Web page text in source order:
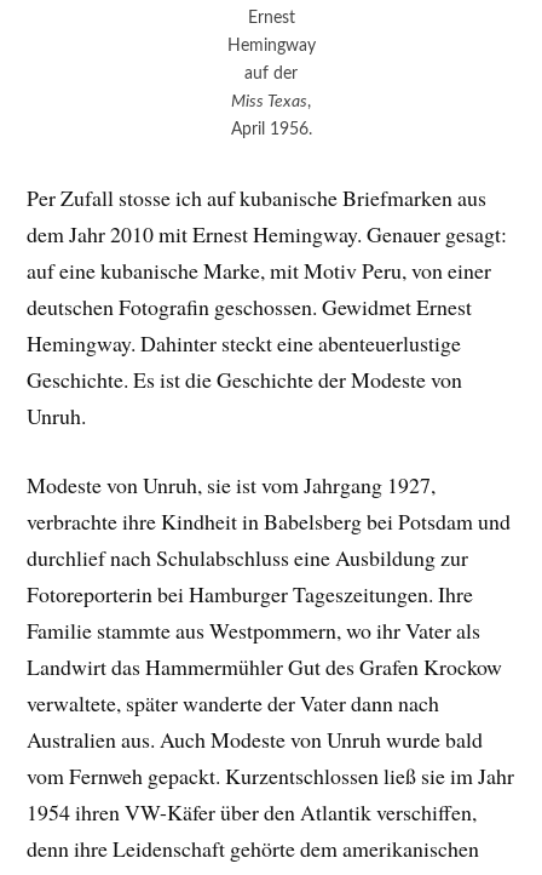
Ernest
Hemingway
auf der
Miss Texas,
April 1956.
Per Zufall stosse ich auf kubanische Briefmarken aus
dem Jahr 2010 mit Ernest Hemingway. Genauer gesagt:
auf eine kubanische Marke, mit Motiv Peru, von einer
deutschen Fotografin geschossen. Gewidmet Ernest
Hemingway. Dahinter steckt eine abenteuerlustige
Geschichte. Es ist die Geschichte der Modeste von
Unruh.
Modeste von Unruh, sie ist vom Jahrgang 1927,
verbrachte ihre Kindheit in Babelsberg bei Potsdam und
durchlief nach Schulabschluss eine Ausbildung zur
Fotoreporterin bei Hamburger Tageszeitungen. Ihre
Familie stammte aus Westpommern, wo ihr Vater als
Landwirt das Hammermühler Gut des Grafen Krockow
verwaltete, später wanderte der Vater dann nach
Australien aus. Auch Modeste von Unruh wurde bald
vom Fernweh gepackt. Kurzentschlossen ließ sie im Jahr
1954 ihren VW-Käfer über den Atlantik verschiffen,
denn ihre Leidenschaft gehörte dem amerikanischen